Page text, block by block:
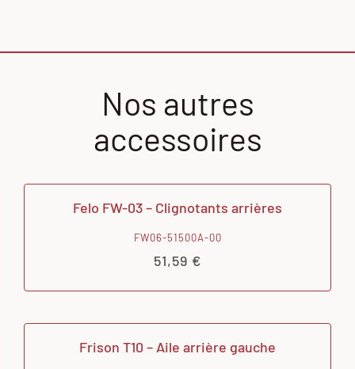
Nos autres
accessoires
Felo FW-03 – Clignotants arrières
FW06-51500A-00
51,59 €
Frison T10 – Aile arrière gauche